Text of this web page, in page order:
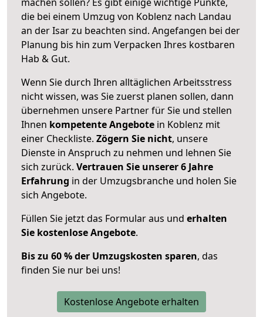
die bei einem Umzug von Koblenz nach Landau
an der Isar zu beachten sind. Angefangen bei der
Planung bis hin zum Verpacken Ihres kostbaren
Hab & Gut.
Wenn Sie durch Ihren alltäglichen Arbeitsstress
nicht wissen, was Sie zuerst planen sollen, dann
übernehmen unsere Partner für Sie und stellen
Ihnen kompetente Angebote in Koblenz mit
einer Checkliste. Zögern Sie nicht, unsere
Dienste in Anspruch zu nehmen und lehnen Sie
sich zurück. Vertrauen Sie unserer 6 Jahre
Erfahrung in der Umzugsbranche und holen Sie
sich Angebote.
Füllen Sie jetzt das Formular aus und erhalten
Sie kostenlose Angebote.
Bis zu 60 % der Umzugskosten sparen, das
finden Sie nur bei uns!
Kostenlose Angebote erhalten